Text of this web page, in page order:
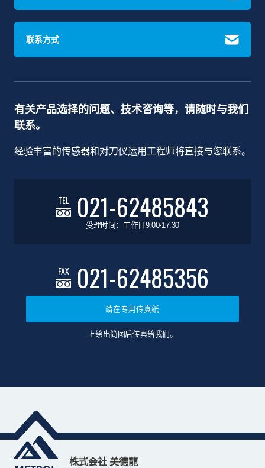
联系方式
有关产品选择的问题、技术咨询等，请随时与我们
联系。
经验丰富的传感器和对刀仪运用工程师将直接与您联系。
TEL 021-62485843
受理时间：工作日9:00-17:30
FAX 021-62485356
请在专用传真纸
上绘出简图后传真给我们。
株式会社 美德龍